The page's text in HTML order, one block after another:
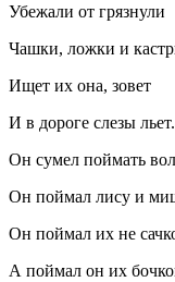
Убежали от грязнули
Чашки, ложки и
Ищет их она, зовет
И в дороге слезы льет.
Он сумел поймать
Он поймал лису и
Он поймал их не
А поймал он их